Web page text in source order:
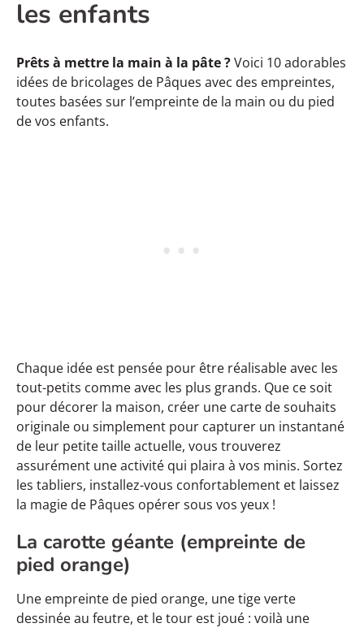
les enfants
Prêts à mettre la main à la pâte ?Voici 10 adorables
idées de bricolages de Pâques avec des empreintes,
toutes basées sur l’empreinte de la main ou du pied
de vos enfants.
Chaque idée est pensée pour être réalisable avec les
tout-petits comme avec les plus grands. Que ce soit
pour décorer la maison, créer une carte de souhaits
originale ou simplement pour capturer un instantané
de leur petite taille actuelle, vous trouverez
assurément une activité qui plaira à vos minis. Sortez
les tabliers, installez-vous confortablement et laissez
la magie de Pâques opérer sous vos yeux !
La carotte géante (empreinte de
pied orange)
Une empreinte de pied orange, une tige verte
dessinée au feutre, et le tour est joué : voilà une